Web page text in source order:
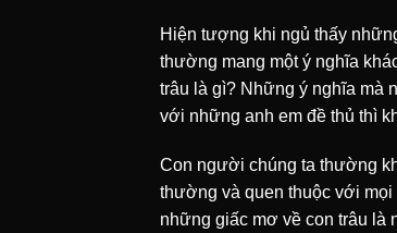
Hiện tượng khi ngủ thấy
thường mang một ý nghĩa
trâu là gì? Những ý nghĩa mà
với những anh em đề thủ thì
Con người chúng ta thường
thường và quen thuộc với
những giấc mơ về con trâu là